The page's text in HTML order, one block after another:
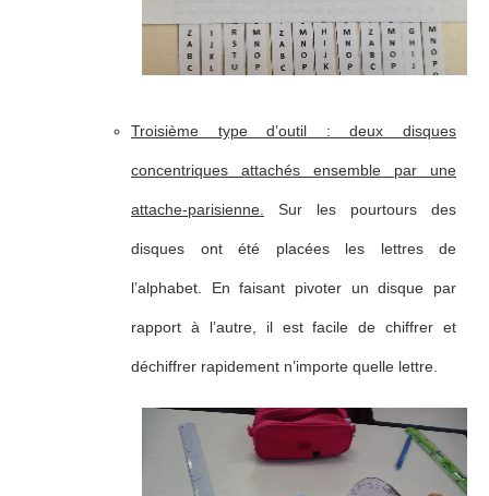
Troisième type d’outil : deux disques
concentriques attachés ensemble par une
attache-parisienne. Sur les pourtours des
disques ont été placées les lettres de
l’alphabet. En faisant pivoter un disque par
rapport à l’autre, il est facile de chiffrer et
déchiffrer rapidement n’importe quelle lettre.